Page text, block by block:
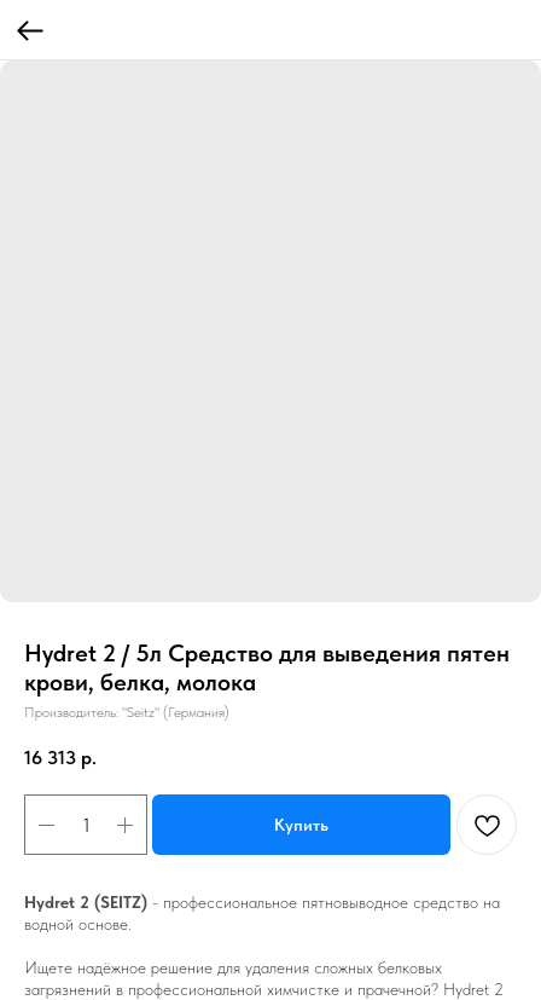
Hydret 2 / 5л Средство для выведения пятен
крови, белка, молока
Производитель: "Seitz" (Германия)
16 313 р.
Купить
Hydret 2 (SEITZ) - профессиональное пятновыводное средство на
водной основе.
Ищете надёжное решение для удаления сложных белковых
загрязнений в профессиональной химчистке и прачечной? Hydret 2